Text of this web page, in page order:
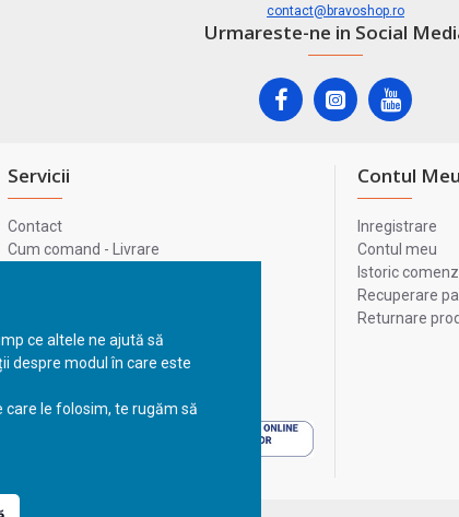
ce altele ne ajută să
despre modul în care este
le folosim, te rugăm să
contact@bravoshop.ro
Urmareste-ne in Social
Servicii
Contact
Cum comand - Livrare
ANPC
ANPC - SAL
Cum comand - Livrare
Contul Meu
Inregistrare
Contul meu
Istoric
Recuperare
Returnare